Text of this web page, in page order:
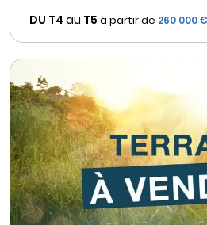
DU T4 au T5 à partir de 260 000 €